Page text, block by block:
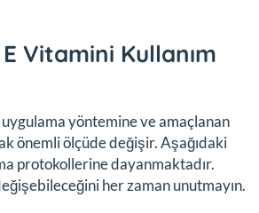
Vitamini Kullanım
yöntemine ve amaçlanan
önemli ölçüde değişir. Aşağıdaki
protokollerine dayanmaktadır.
her zaman unutmayın.